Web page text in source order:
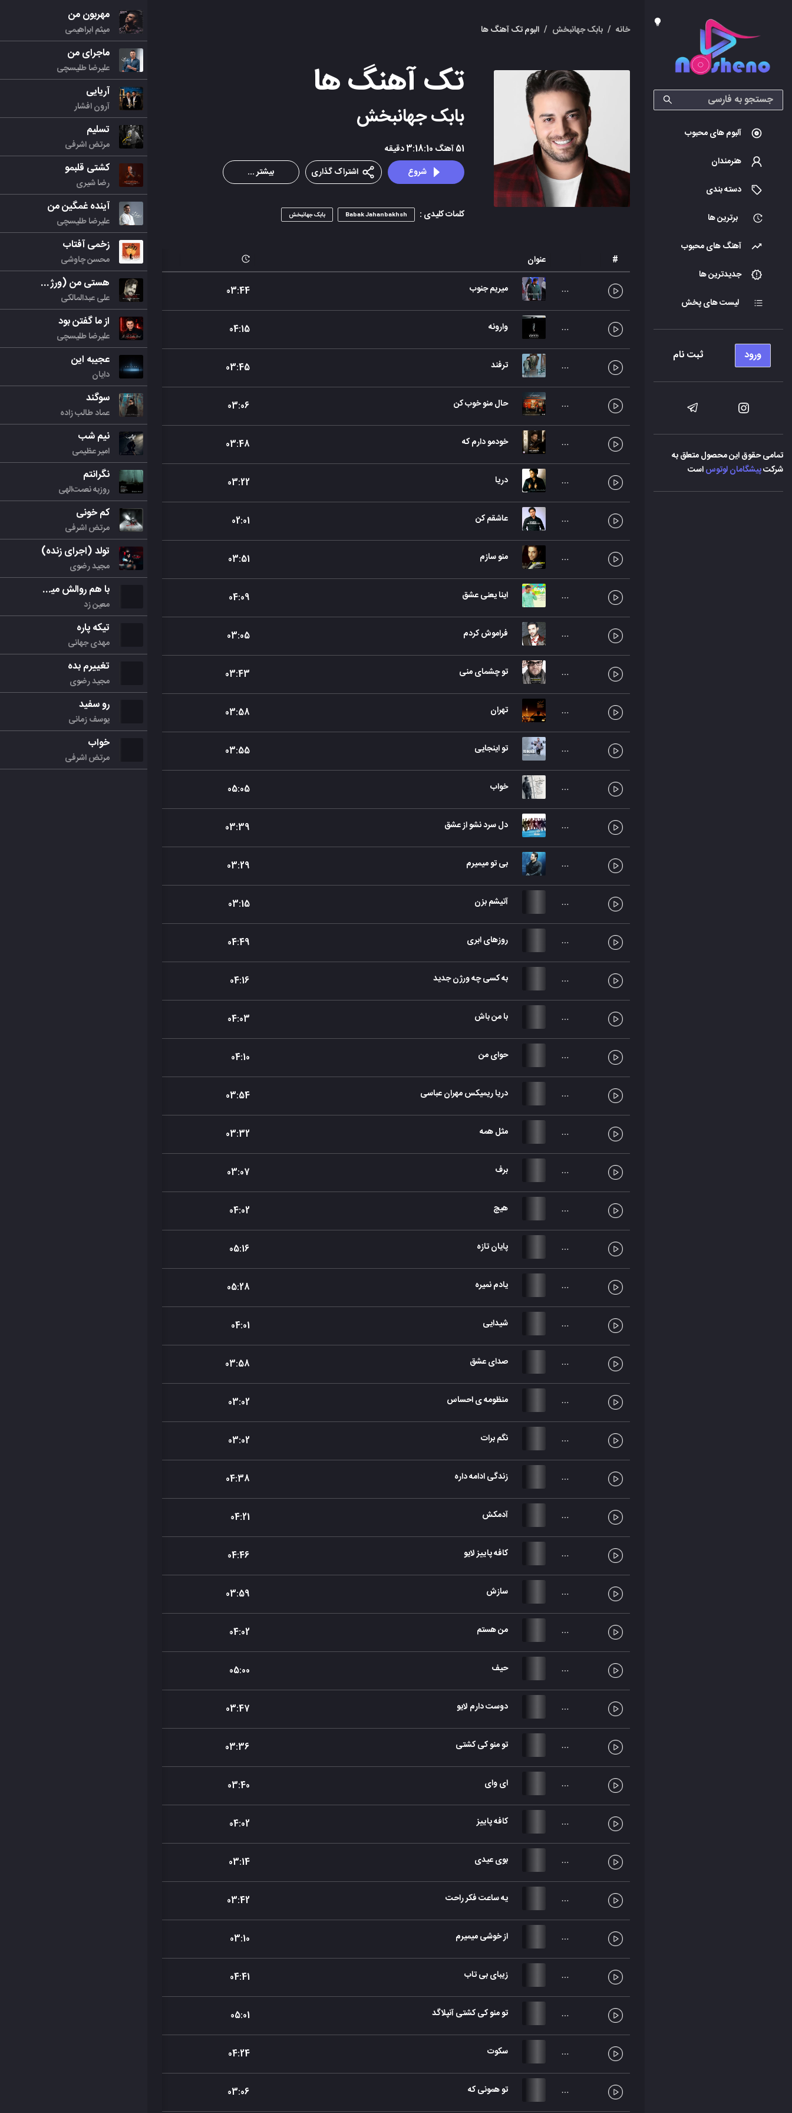
آلبوم های محبوب
هنرمندان
دسته بندی
برترین ها
آهنگ های محبوب
جدیدترین ها
لیست های پخش
ورود ثبت نام
تمامی حقوق این محصول متعلق به
شرکتپیشگامان لوتوساست
خانه / بابک جهانبخش / البوم تک آهنگ ها
تک آهنگ ها
بابک جهانبخش
51آهنگ 3:18:10دقیقه
شروع
اشتراک گذاری بیشتر ...
کلمات کلیدی : Babak Jahanbakhsh بابک جهانبخش
# عنوان
میریم جنوب 03:44
وارونه 04:15
ترفند 03:45
حال منو خوب کن 03:06
خودمو دارم که 03:48
دریا 03:22
عاشقم کن 02:01
منو سازم 03:51
اینا یعنی عشق 04:09
فراموش کردم 03:05
تو چشمای منی 03:43
تهران 03:58
تو اینجایی 03:55
خواب 05:05
دل سرد نشو از عشق 03:39
بی تو میمیرم 03:29
آتیشم بزن 03:15
روزهای ابری 04:49
به کسی چه ورژن جدید 04:16
با من باش 04:03
حوای من 04:10
دریا ریمیکس مهران عباسی 03:54
مثل همه 03:32
برف 03:07
هیچ 04:02
پایان تازه 05:16
یادم نمیره 05:28
شیدایی 04:01
صدای عشق 03:58
منظومه ی احساس 03:02
نگم برات 03:02
زندگی ادامه داره 04:38
آدمکش 04:21
کافه پاییز لایو 04:46
سازش 03:59
من هستم 04:02
حیف 05:00
دوست دارم لایو 03:47
تو منو کی کشتی 03:36
ای وای 03:40
کافه پاییز 04:02
بوی عیدی 03:14
یه ساعت فکر راحت 03:42
از خوشی میمیرم 03:10
زیبای بی تاب 04:41
تو منو کی کشتی آنپلاگد 05:01
سکوت 04:24
تو همونی که 03:06
مهربون من
میثم ابراهیمی
ماجرای من
علیرضا طلیسچی
آریایی
آرون افشار
تسلیم
مرتض اشرفی
کشتی قلبمو
رضا شیری
آینده غمگین من
علیرضا طلیسچی
زخمی آفتاب
محسن چاوشی
هستی من (ورژن جدید)
علی عبدالمالکی
از ما گفتن بود
علیرضا طلیسچی
عجیبه این
دایان
سوگند
عماد طالب زاده
نیم شب
امیر عظیمی
نگرانتم
روزبه نعمت‌الهی
کم خونی
مرتض اشرفی
تولد (اجرای زنده)
مجید رضوی
با هم روالش میکنیم
معین زد
تیکه پاره
مهدی جهانی
تغییرم بده
مجید رضوی
رو سفید
یوسف زمانی
خواب
مرتض اشرفی